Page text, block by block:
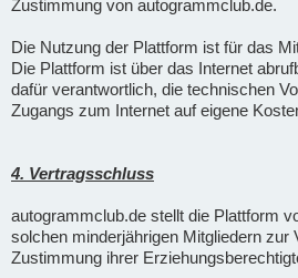
Zustimmung von autogrammclub.de.
Die Nutzung der Plattform ist für das
Die Plattform ist über das Internet
dafür verantwortlich, die technischen
Zugangs zum Internet auf eigene
4. Vertragsschluss
autogrammclub.de stellt die Plattform
solchen minderjährigen Mitgliedern zur
Zustimmung ihrer